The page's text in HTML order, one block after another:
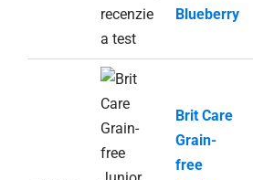
Blueberry
Brit Care
Grain-
free